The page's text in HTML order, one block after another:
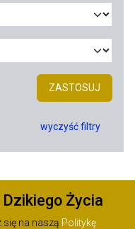
ZASTOSUJ
wyczyść filtry
Życia
się na naszą Politykę